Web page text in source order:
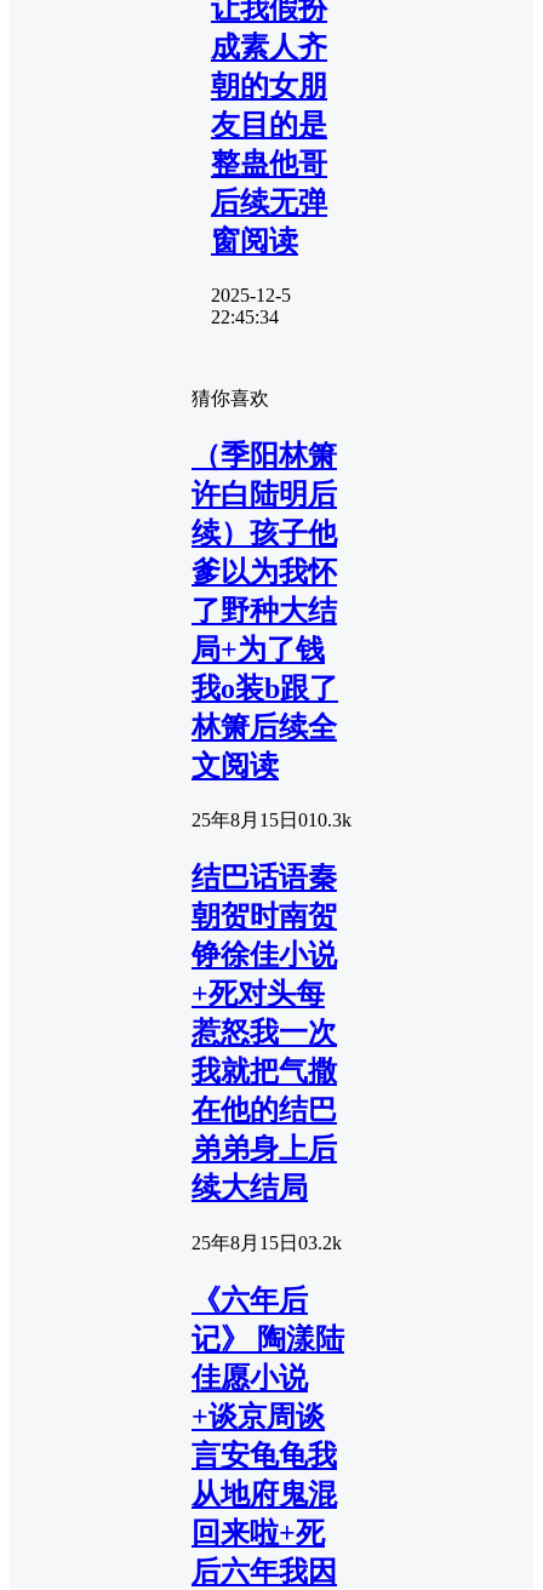
让我假扮
成素人齐
朝的女朋
友目的是
整蛊他哥
后续无弹
窗阅读
2025-12-5
22:45:34
猜你喜欢
（季阳林箫
许白陆明后
续）孩子他
爹以为我怀
了野种大结
局+为了钱
我o装b跟了
林箫后续全
文阅读
25年8月15日 010.3k
结巴话语秦
朝贺时南贺
铮徐佳小说
+死对头每
惹怒我一次
我就把气撒
在他的结巴
弟弟身上后
续大结局
25年8月15日 03.2k
《六年后
记》 陶漾陆
佳愿小说
+谈京周谈
言安龟龟我
从地府鬼混
回来啦+死
后六年我因